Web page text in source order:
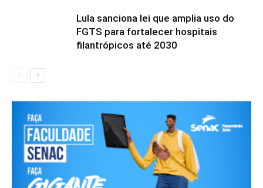
Lula sanciona lei que amplia uso do
FGTS para fortalecer hospitais
filantrópicos até 2030